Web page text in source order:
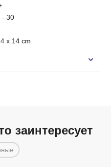
- 30
x 14 cm
заинтересует